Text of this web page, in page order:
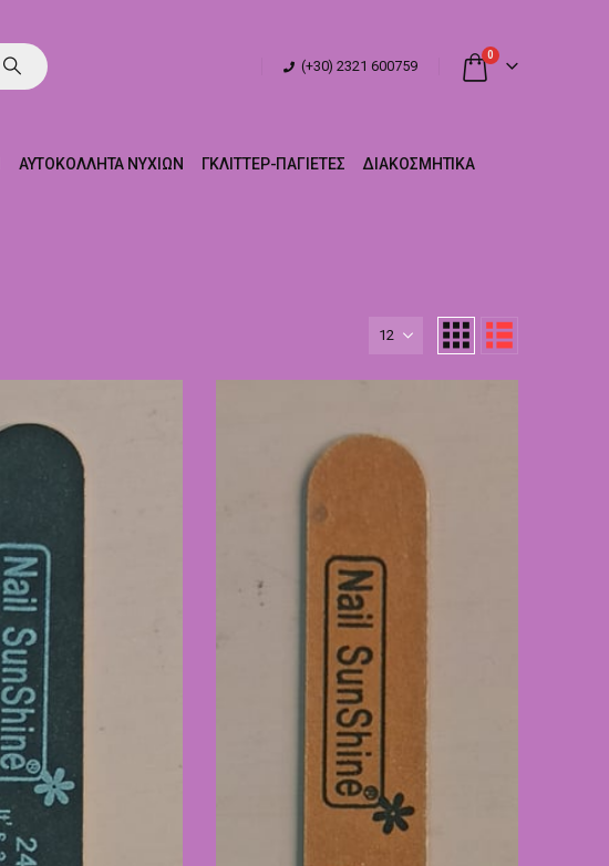
(+30) 2321 600759
0
ΑΥΤΟΚΌΛΛΗΤΑ ΝΥΧΙΏΝ ΓΚΛΊΤΤΕΡ-ΠΑΓΙΈΤΕΣ ΔΙΑΚΟΣΜΗΤΙΚΆ